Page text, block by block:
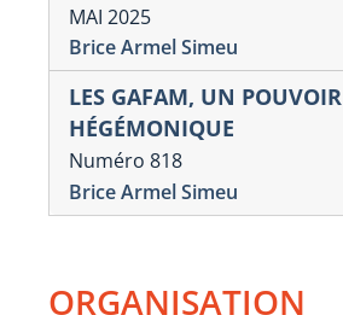
MAI 2025
Brice Armel Simeu
LES GAFAM, UN POUVOIR
HÉGÉMONIQUE
Numéro 818
Brice Armel Simeu
ORGANISATION